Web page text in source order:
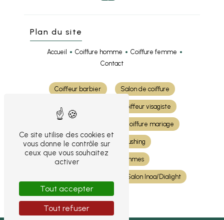
Plan du site
Accueil Coiffure homme
Coiffure femme
Contact
Coiffeur barbier Salon de coiffure
Coiffure cheveux Coiffeur visagiste
Coiffure mariage
Shampoing et brushing
Coiffeur pour femmes
Salon Inoa/Dialight
Ce site utilise des cookies et
vous donne le contrôle sur
ceux que vous souhaitez
activer
Tout accepter
Tout refuser